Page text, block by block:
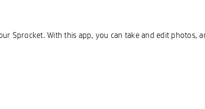
Sprocket. With this app, you can take and edit photos,